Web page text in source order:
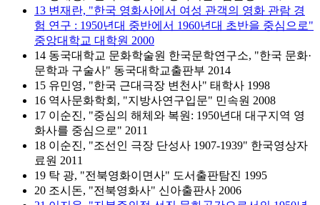
13 변재란, "한국 영화사에서 여성 관객의 영화 관람 경
험 연구 : 1950년대 중반에서 1960년대 초반을 중심으로"
중앙대학교 대학원 2000
14 동국대학교 문화학술원 한국문학연구소, "한국 문화·
문학과 구술사" 동국대학교출판부 2014
15 유민영, "한국 근대극장 변천사" 태학사 1998
16 역사문화학회, "지방사연구입문" 민속원 2008
17 이순진, "중심의 해체와 복원: 1950년대 대구지역 영
화사를 중심으로" 2011
18 이순진, "조선인 극장 단성사 1907-1939" 한국영상자
료원 2011
19 탁 광, "전북영화이면사" 도서출판탐진 1995
20 조시돈, "전북영화사" 신아출판사 2006